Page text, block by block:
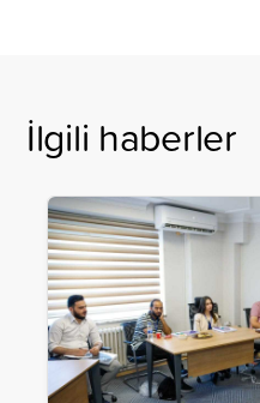
İlgili haberler